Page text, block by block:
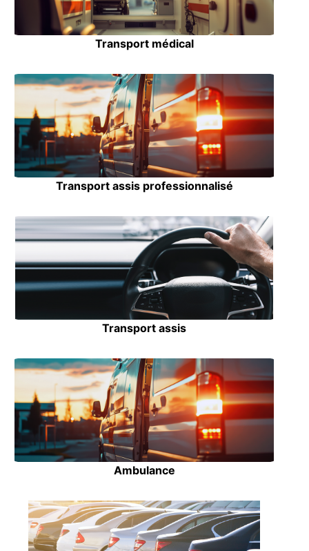
Transport médical
Transport assis professionnalisé
Transport assis
Ambulance